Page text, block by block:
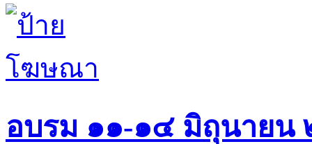
อบรม ๑๑-๑๔ มิถุนายน